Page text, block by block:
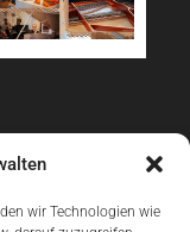
wir Technologien wie